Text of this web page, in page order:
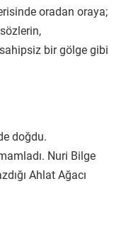
oradan oraya;
bir gölge gibi
doğdu.
Nuri Bilge
Ahlat Ağacı